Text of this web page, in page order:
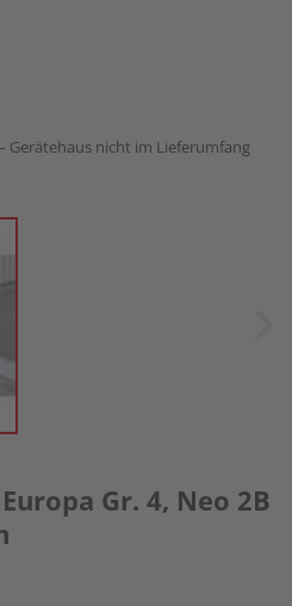
nicht im Lieferumfang
Gr. 4, Neo 2B